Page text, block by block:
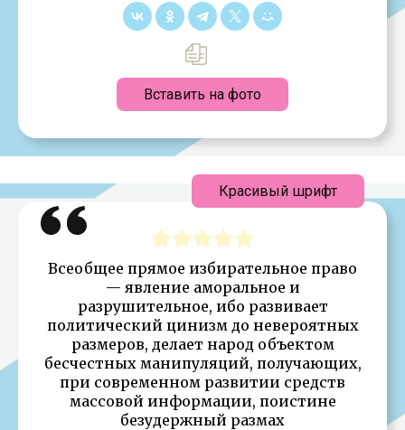
Вставить на фото
Всеобщее прямое избирательное право
— явление аморальное и
разрушительное, ибо развивает
политический цинизм до невероятных
размеров, делает народ объектом
бесчестных манипуляций, получающих,
при современном развитии средств
массовой информации, поистине
безудержный размах
Красивый шрифт